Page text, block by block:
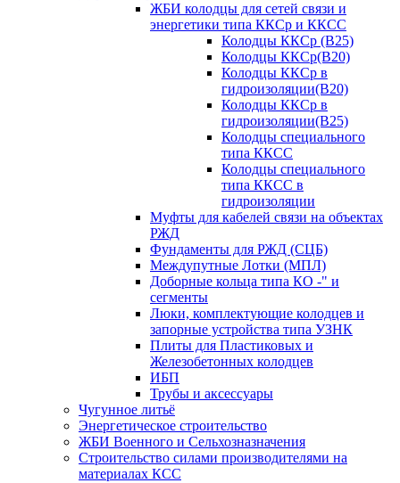
ЖБИ колодцы для сетей связи и
энергетики типа ККСр и ККСС
Колодцы ККСр (В25)
Колодцы ККСр(В20)
Колодцы ККСр в
гидроизоляции(В20)
Колодцы ККСр в
гидроизоляции(В25)
Колодцы специального
типа ККCС
Колодцы специального
типа ККCС в
гидроизоляции
Муфты для кабелей связи на объектах
РЖД
Фундаменты для РЖД (СЦБ)
Междупутные Лотки (МПЛ)
Доборные кольца типа КО -" и
сегменты
Люки, комплектующие колодцев и
запорные устройства типа УЗНК
Плиты для Пластиковых и
Железобетонных колодцев
ИБП
Трубы и аксессуары
Чугунное литьё
Энергетическое строительство
ЖБИ Военного и Сельхозназначения
Строительство силами производителями на
материалах КСС